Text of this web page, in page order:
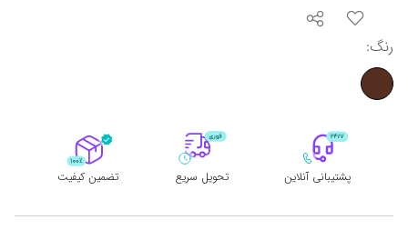
رنگ:
پشتیبانی آنلاین تحویل سریع تضمین کیفیت